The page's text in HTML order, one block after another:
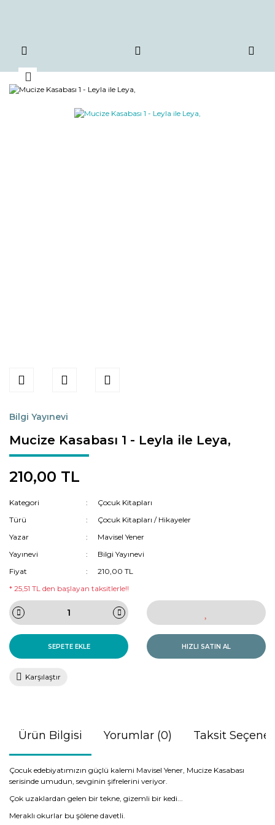
Bilgi Yayınevi
Mucize Kasabası 1 - Leyla ile Leya,
210,00 TL
Kategori
Çocuk Kitapları
Türü
Çocuk Kitapları / Hikayeler
Yazar
Mavisel Yener
Yayınevi
Bilgi Yayınevi
Fiyat
210,00 TL
* 25,51 TL den başlayan taksitlerle!!
SEPETE EKLE HIZLI SATIN AL
Karşılaştır
Ürün Bilgisi Yorumlar (0) Taksit
Çocuk edebiyatımızın güçlü kalemi Mavisel Yener, Mucize Kasabası
serisinde umudun, sevginin şifrelerini veriyor.
Çok uzaklardan gelen bir tekne, gizemli bir kedi...
Meraklı okurlar bu şölene davetli.